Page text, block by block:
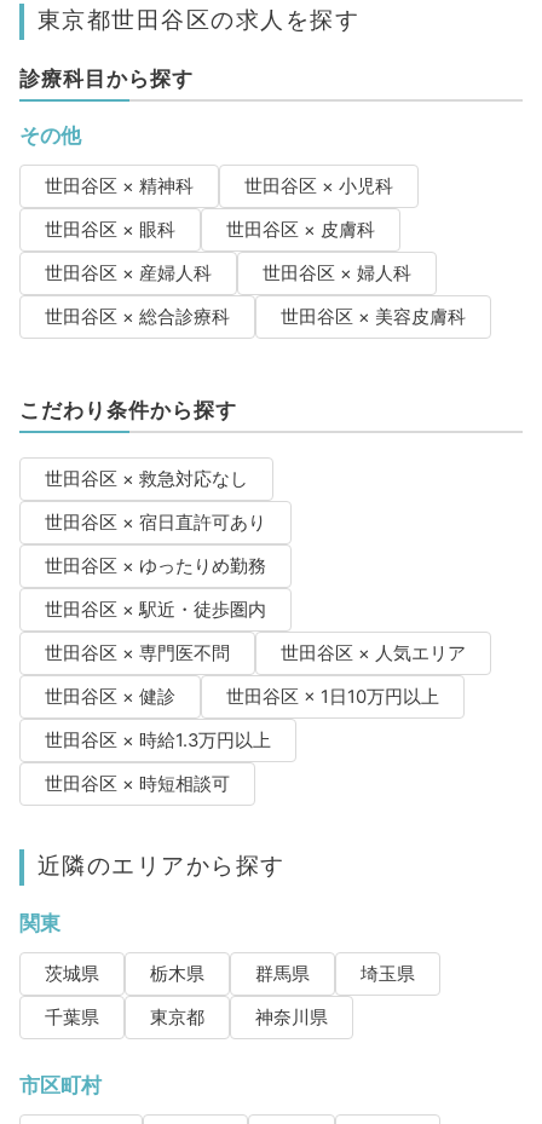
東京都世田谷区の求人を探す
診療科目から探す
その他
世田谷区 × 精神科
世田谷区 × 小児科
世田谷区 × 眼科
世田谷区 × 皮膚科
世田谷区 × 産婦人科
世田谷区 × 婦人科
世田谷区 × 総合診療科
世田谷区 × 美容皮膚科
こだわり条件から探す
世田谷区 × 救急対応なし
世田谷区 × 宿日直許可あり
世田谷区 × ゆったりめ勤務
世田谷区 × 駅近・徒歩圏内
世田谷区 × 専門医不問
世田谷区 × 人気エリア
世田谷区 × 健診
世田谷区 × 1日10万円以上
世田谷区 × 時給1.3万円以上
世田谷区 × 時短相談可
近隣のエリアから探す
関東
茨城県 栃木県 群馬県
埼玉県
千葉県
東京都 神奈川県
市区町村